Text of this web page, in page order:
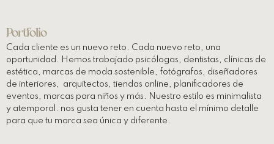
Portfolio
Cada cliente es un nuevo reto. Cada nuevo reto, una
oportunidad. Hemos trabajado psicólogas, dentistas, clínicas de
estética, marcas de moda sostenible, fotógrafos, diseñadores
de interiores, arquitectos, tiendas online, planificadores de
eventos, marcas para niños y más. Nuestro estilo es minimalista
y atemporal. nos gusta tener en cuenta hasta el mínimo detalle
para que tu marca sea única y diferente.